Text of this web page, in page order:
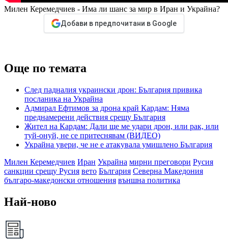
Милен Керемедчиев - Има ли шанс за мир в Иран и Украйна?
Добави в предпочитани в Google
Още по темата
След падналия украински дрон: България привика
посланика на Украйна
Адмирал Ефтимов за дрона край Кардам: Няма
преднамерени действия срещу България
Жител на Кардам: Дали ще ме удари дрон, или рак, или
туй-онуй, не се притеснявам (ВИДЕО)
Украйна увери, че не е атакувала умишлено България
Милен Керемедчиев Иран Украйна мирни преговори Русия
санкции срещу Русия вето България Северна Македония
българо-македонски отношения външна политика
Най-ново